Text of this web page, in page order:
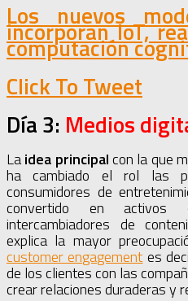
Los nuevos
incorporan IoT,
computación
Click To Tweet
Día 3: Medios
Laidea principalcon la que
ha cambiado el rol las
consumidores de
convertido en activos
intercambiadores de
explica la mayor
customer engagement es
de los clientes con las
crear relaciones duraderas y